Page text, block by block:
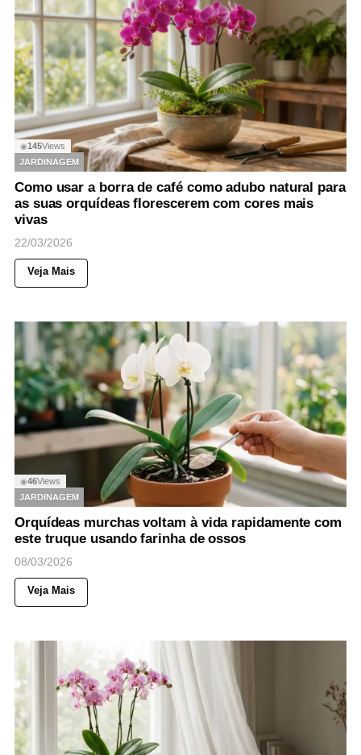
◉145Views
JARDINAGEM
Como usar a borra de café como adubo natural para
as suas orquídeas florescerem com cores mais
vivas
22/03/2026
Veja Mais
◉46Views
JARDINAGEM
Orquídeas murchas voltam à vida rapidamente com
este truque usando farinha de ossos
08/03/2026
Veja Mais